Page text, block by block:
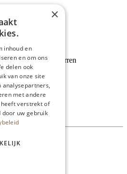
4.9 van de 5 sterren
×
inhoud en
en om ons
delen ook
van onze site
analysepartners,
met andere
verstrekt of
door uw gebruik